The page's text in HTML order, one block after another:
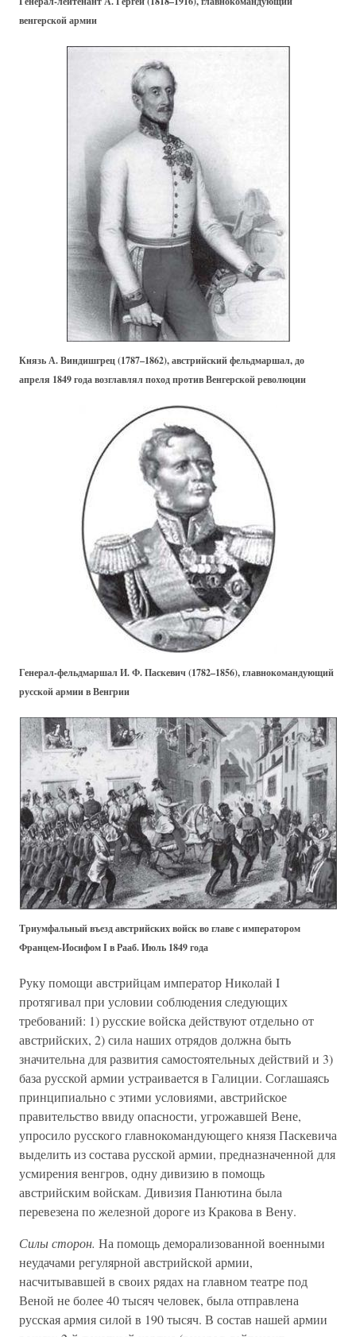
венгерской армии
Князь А. Виндишгрец (1787–1862), австрийский фельдмаршал, до
апреля 1849 года возглавлял поход против Венгерской революции
Генерал-фельдмаршал И. Ф. Паскевич (1782–1856), главнокомандующий
русской армии в Венгрии
Триумфальный въезд австрийских войск во главе с императором
Францем-Иосифом I в Рааб. Июль 1849 года
Руку помощи австрийцам император Николай I
протягивал при условии соблюдения следующих
требований: 1) русские войска действуют отдельно от
австрийских, 2) сила наших отрядов должна быть
значительна для развития самостоятельных действий и 3)
база русской армии устраивается в Галиции. Соглашаясь
принципиально с этими условиями, австрийское
правительство ввиду опасности, угрожавшей Вене,
упросило русского главнокомандующего князя Паскевича
выделить из состава русской армии, предназначенной для
усмирения венгров, одну дивизию в помощь
австрийским войскам. Дивизия Панютина была
перевезена по железной дороге из Кракова в Вену.
Силы сторон. На помощь деморализованной военными
неудачами регулярной австрийской армии,
насчитывавшей в своих рядах на главном театре под
Веной не более 40 тысяч человек, была отправлена
русская армия силой в 190 тысяч. В состав нашей армии